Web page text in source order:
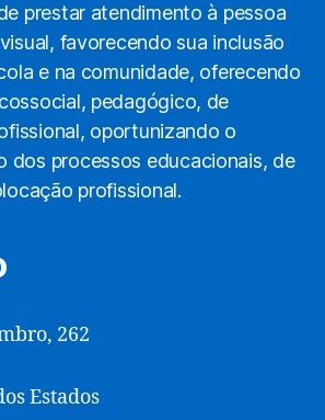
prestar atendimento à pessoa
favorecendo sua inclusão
e na comunidade, oferecendo
pedagógico, de
oportunizando o
dos processos educacionais, de
profissional.
262
Estados